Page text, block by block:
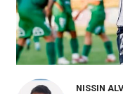
NISSIN